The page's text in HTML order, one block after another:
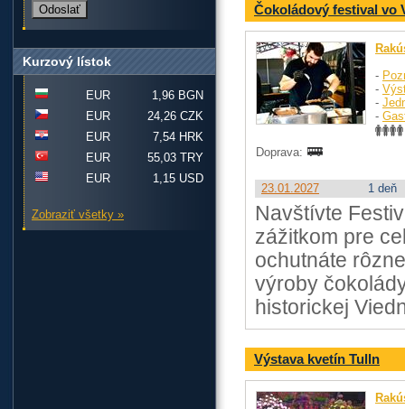
Čokoládový festival vo
-
-
-
-
Doprava:
23.01.2027 1 deň
Navštívte
zážitkom pre
ochutnáte
výroby
historickej
Výstava kvetín Tulln
Kurzový lístok
EUR
1,96 BGN
EUR
24,26 CZK
EUR
7,54 HRK
EUR
55,03 TRY
EUR
1,15 USD
Zobraziť všetky »